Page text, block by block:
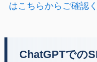
はこちらからご確認く
ChatGPTでの